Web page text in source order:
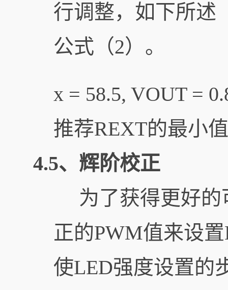
行调整，如下所述
公式（2）。
x = 58.5, VOUT =
推荐REXT的最小
4.5、辉阶校正
为了获得更好的
正的PWM值来设
使LED强度设置的